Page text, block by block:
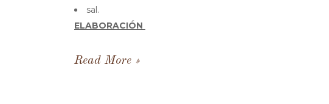
sal.
ELABORACIÓN
Read More